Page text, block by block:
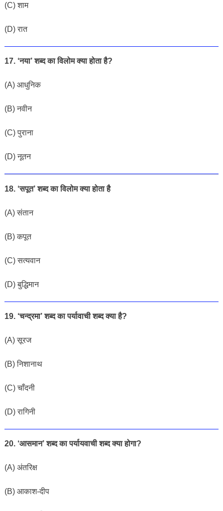
(C) शाम
(D) रात
17. ‘नया’ शब्द का विलोम क्या होता है?
(A) आधुनिक
(B) नवीन
(C) पुराना
(D) नूतन
18. ‘सपूत’ शब्द का विलोम क्या होता है
(A) संतान
(B) कपूत
(C) सत्यवान
(D) बुद्धिमान
19. ‘चन्द्रमा’ शब्द का पर्यावाची शब्द क्या है?
(A) सूरज
(B) निशानाथ
(C) चाँदनी
(D) रागिनी
20. ‘आसमान’ शब्द का पर्यायवाची शब्द क्या होगा?
(A) अंतरिक्ष
(B) आकाश-दीप